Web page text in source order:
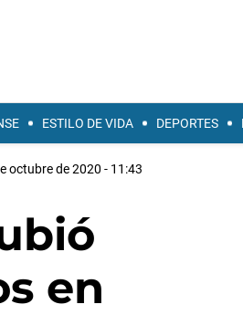
ESTILO DE VIDA DEPORTES
octubre de 2020 - 11:43
en